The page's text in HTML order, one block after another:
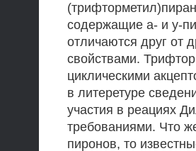
содержащие а- и у-
отличаются друг от
свойствами.
циклическими
в литеретуре
участия в реациях
требованиями. Что
пиронов, то